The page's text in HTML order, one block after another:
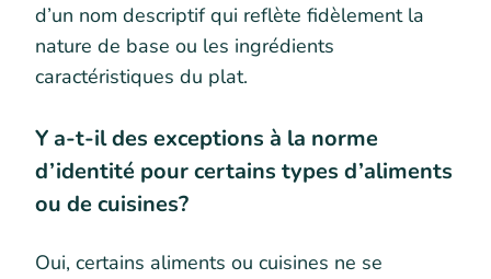
d’un nom descriptif qui reflète fidèlement la
nature de base ou les ingrédients
caractéristiques du plat.
Y a-t-il des exceptions à la norme
d’identité pour certains types d’aliments
ou de cuisines?
Oui, certains aliments ou cuisines ne se